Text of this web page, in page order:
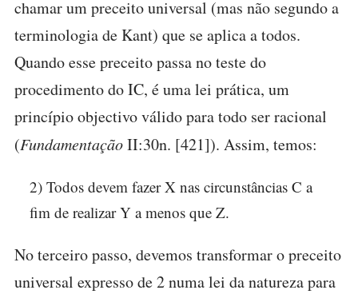
chamar um preceito universal (mas não segundo a
terminologia de Kant) que se aplica a todos.
Quando esse preceito passa no teste do
procedimento do IC, é uma lei prática, um
princípio objectivo válido para todo ser racional
(FundamentaçãoII:30n. [421]). Assim, temos:
2) Todos devem fazer X nas circunstâncias C a
fim de realizar Y a menos que Z.
No terceiro passo, devemos transformar o preceito
universal expresso de 2 numa lei da natureza para